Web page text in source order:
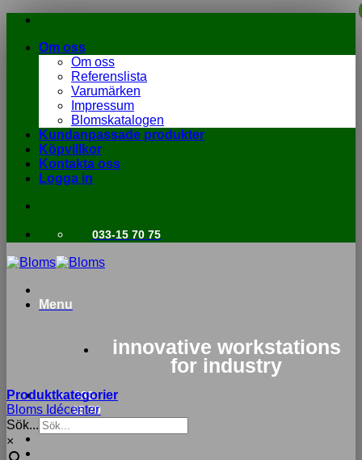
Skip
contentOm oss
Om oss
Referenslista
Varumärken
Impressum
Blomskatalogen
Kundanpassade produkter
Köpvillkor
Kontakta oss
Logga in
033-15 70 75
Menu
innovative workstations
for industry
033-
15 70
Produktkategorier
Bloms Idécenter
Sök...
×